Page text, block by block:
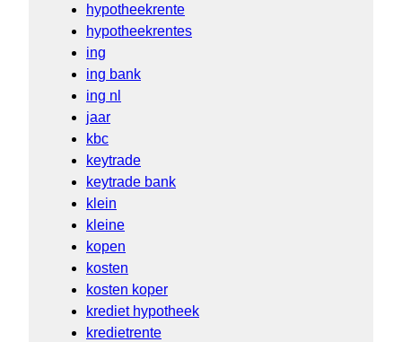
hypotheekrente
hypotheekrentes
ing
ing bank
ing nl
jaar
kbc
keytrade
keytrade bank
klein
kleine
kopen
kosten
kosten koper
krediet hypotheek
kredietrente